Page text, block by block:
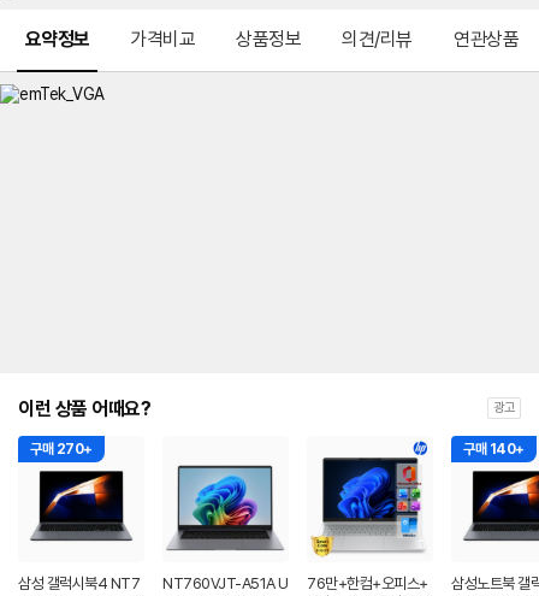
요약정보 가격비교 상품정보 의견/리뷰 연관상품
이런 상품 어때요? 광고
구매 270+
삼성 갤럭시북4 NT7
NT760VJT-A51A U
76만+한컴+오피스+
구매 140+
삼성노트북 갤